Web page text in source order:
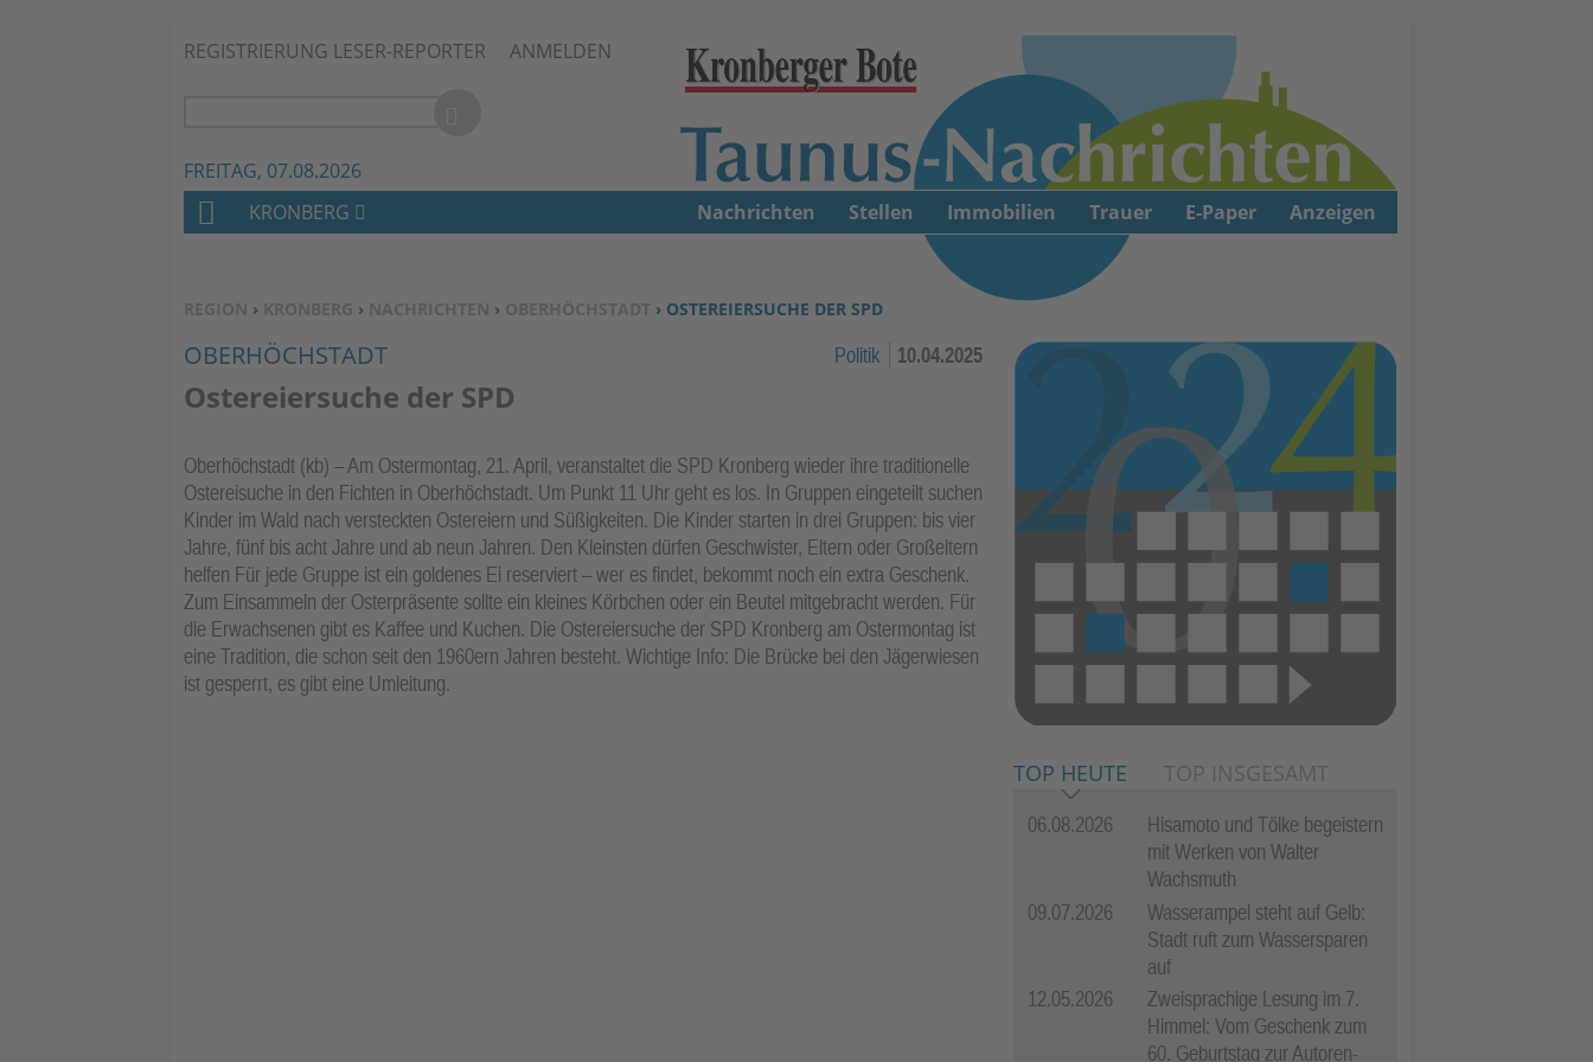
REGISTRIERUNG LESER-REPORTER ANMELDEN
FREITAG, 07.08.2026
SIE BEFINDEN SICH HIER:
REGION › KRONBERG › NACHRICHTEN › OBERHÖCHSTADT › OSTEREIERSUCHE DER SPD
OBERHÖCHSTADT Politik 10.04.2025
Ostereiersuche der SPD
Oberhöchstadt (kb) – Am Ostermontag, 21. April, veranstaltet die SPD Kronberg wieder ihre traditionelle
Ostereisuche in den Fichten in Oberhöchstadt. Um Punkt 11 Uhr geht es los. In Gruppen eingeteilt suchen
Kinder im Wald nach versteckten Ostereiern und Süßigkeiten. Die Kinder starten in drei Gruppen: bis vier
Jahre, fünf bis acht Jahre und ab neun Jahren. Den Kleinsten dürfen Geschwister, Eltern oder Großeltern
helfen Für jede Gruppe ist ein goldenes Ei reserviert – wer es findet, bekommt noch ein extra Geschenk.
Zum Einsammeln der Osterpräsente sollte ein kleines Körbchen oder ein Beutel mitgebracht werden. Für
die Erwachsenen gibt es Kaffee und Kuchen. Die Ostereiersuche der SPD Kronberg am Ostermontag ist
eine Tradition, die schon seit den 1960ern Jahren besteht. Wichtige Info: Die Brücke bei den Jägerwiesen
ist gesperrt, es gibt eine Umleitung.
TOP HEUTE TOP INSGESAMT
06.08.2026
Hisamoto und Tölke begeistern
mit Werken von Walter
Wachsmuth
09.07.2026
Wasserampel steht auf Gelb:
Stadt ruft zum Wassersparen
auf
12.05.2026
Zweisprachige Lesung im 7.
Himmel: Vom Geschenk zum
60. Geburtstag zur Autoren-
H
M
E
KRONBERG Nachrichten Stellen Immobilien Trauer E-Paper Anzeigen